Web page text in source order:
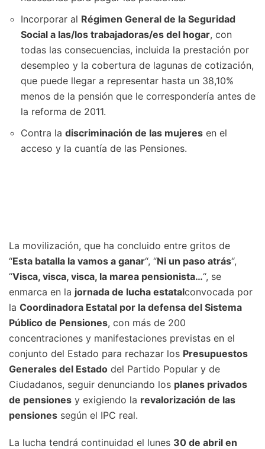
Incorporar al Régimen General de la Seguridad
Social a las/los trabajadoras/es del hogar, con
todas las consecuencias, incluida la prestación por
desempleo y la cobertura de lagunas de cotización,
que puede llegar a representar hasta un 38,10%
menos de la pensión que le correspondería antes de
la reforma de 2011.
Contra la discriminación de las mujeres en el
acceso y la cuantía de las Pensiones.
La movilización, que ha concluido entre gritos de
“Esta batalla la vamos a ganar“, “Ni un paso atrás“,
“Visca, visca, visca, la marea pensionista…“, se
enmarca en la jornada de lucha estatalconvocada por
la Coordinadora Estatal por la defensa del Sistema
Público de Pensiones, con más de 200
concentraciones y manifestaciones previstas en el
conjunto del Estado para rechazar los Presupuestos
Generales del Estado del Partido Popular y de
Ciudadanos, seguir denunciando los planes privados
de pensiones y exigiendo la revalorización de las
pensiones según el IPC real.
La lucha tendrá continuidad el lunes 30 de abril en